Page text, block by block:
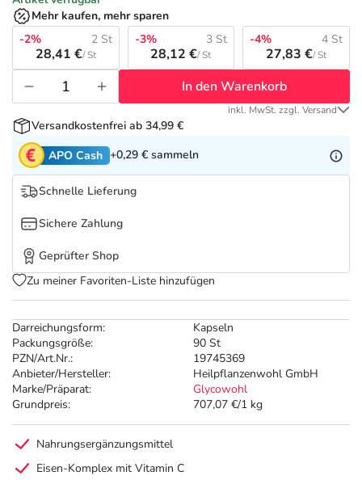
Tierapotheke
Vitamine & Mineralstoffe
Marken
Salus Deals
Darreichungsform:
Kapseln
Packungsgröße:
90 St
PZN/Art.Nr.:
19745369
Anbieter/Hersteller:
Heilpflanzenwohl GmbH
Marke/Präparat:
Glycowohl
Grundpreis:
707,07 €/1 kg
Mehr kaufen, mehr sparen
-2%
2 St
28,41 €/ St
-3% 3 St
28,12 €/ St
-4% 4 St
27,83 €/ St
In den Warenkorb
inkl. MwSt. zzgl. Versand
Versandkostenfrei ab 34,99 €
APO Cash +0,29 € sammeln
Schnelle Lieferung
Sichere Zahlung
Geprüfter Shop
Zu meiner Favoriten-Liste hinzufügen
Nahrungsergänzungsmittel
Eisen-Komplex mit Vitamin C